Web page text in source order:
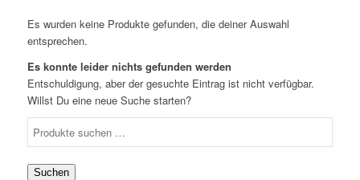
Es wurden keine Produkte gefunden, die deiner Auswahl
entsprechen.
Es konnte leider nichts gefunden werden
Entschuldigung, aber der gesuchte Eintrag ist nicht verfügbar.
Willst Du eine neue Suche starten?
Suchen